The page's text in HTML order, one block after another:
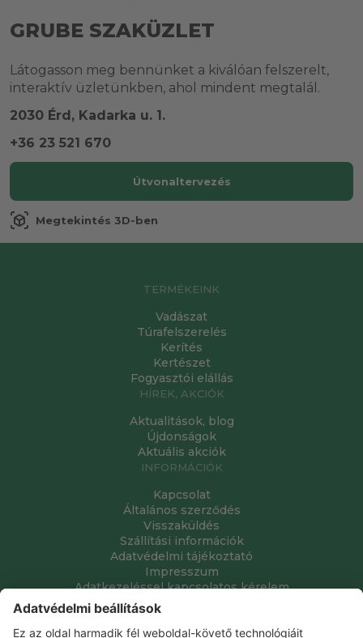
GRUBE SZAKÜZLET
Látogasson meg bennünket a kiválóan felszerelt,
interaktív üzletünkben, ahol mindent megtalál.
2030 Érd, Kadarka u. 1.
+36 23 521 670
Útvonaltervezés
view_in_ar Megtekintés 3D-ben
TERMÉKEINK
Vadászat
Túrafelszerelés
Kerítés
Kertészet
Fogyasztói elállás
HÍREK, AKCIÓK
Aktualitások, blog
Újdonságok
Aktuális akciók
INFORMÁCIÓK
Kapcsolat
Általános szerződés
Visszaküldés
Szállítási információk
Adatvédelmi tájékoztató
Impresszum
Adatkezeléssel kapcsolatos kérelem